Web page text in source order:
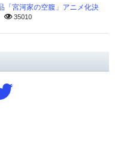
「宮河家の空腹」アニメ化決
35010